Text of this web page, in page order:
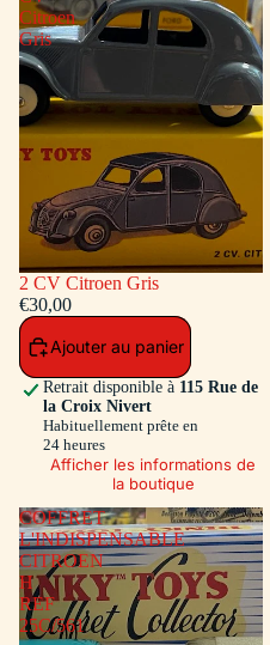
Citroen
Gris
2 CV Citroen Gris
€30,00
Ajouter au panier
Retrait disponible à 115 Rue de
la Croix Nivert
Habituellement prête en
24 heures
Afficher les informations de
la boutique
COFFRET
L'INDISPENSABLE
CITROEN
H
REF
25C/561